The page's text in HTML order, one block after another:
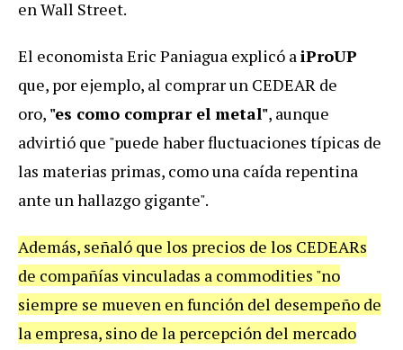
en Wall Street.
El economista Eric Paniagua explicó aiProUP
que, por ejemplo, al comprar un CEDEAR de
oro, "es como comprar el metal", aunque
advirtió que "puede haber fluctuaciones típicas de
las materias primas, como una caída repentina
ante un hallazgo gigante".
Además, señaló que los precios de los CEDEARs
de compañías vinculadas a commodities "no
siempre se mueven en función del desempeño de
la empresa, sino de la percepción del mercado